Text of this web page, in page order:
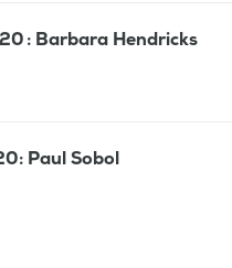
: Barbara Hendricks
Paul Sobol